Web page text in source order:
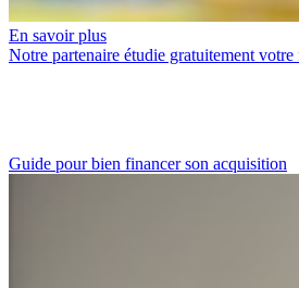
En savoir plus
Notre partenaire étudie gratuitement
Guide pour bien financer son acquisition